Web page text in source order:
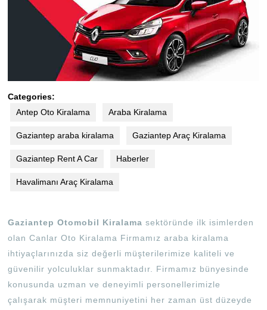
Categories:
Antep Oto Kiralama
Araba Kiralama
Gaziantep araba kiralama Gaziantep Araç Kiralama
Gaziantep Rent A Car Haberler
Havalimanı Araç Kiralama
Gaziantep Otomobil Kiralama sektöründe ilk isimlerden
olan Canlar Oto Kiralama Firmamız araba kiralama
ihtiyaçlarınızda siz değerli müşterilerimize kaliteli ve
güvenilir yolculuklar sunmaktadır. Firmamız bünyesinde
konusunda uzman ve deneyimli personellerimizle
çalışarak müşteri memnuniyetini her zaman üst düzeyde